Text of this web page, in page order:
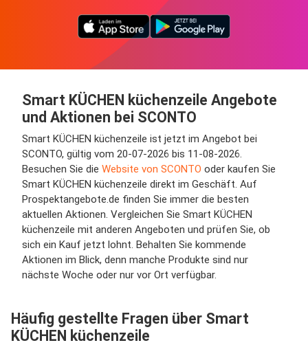
Smart KÜCHEN küchenzeile Angebote
und Aktionen bei SCONTO
Smart KÜCHEN küchenzeile ist jetzt im Angebot bei
SCONTO, gültig vom 20-07-2026 bis 11-08-2026.
Besuchen Sie die Website von SCONTO oder kaufen Sie
Smart KÜCHEN küchenzeile direkt im Geschäft. Auf
Prospektangebote.de finden Sie immer die besten
aktuellen Aktionen. Vergleichen Sie Smart KÜCHEN
küchenzeile mit anderen Angeboten und prüfen Sie, ob
sich ein Kauf jetzt lohnt. Behalten Sie kommende
Aktionen im Blick, denn manche Produkte sind nur
nächste Woche oder nur vor Ort verfügbar.
Häufig gestellte Fragen über Smart
KÜCHEN küchenzeile